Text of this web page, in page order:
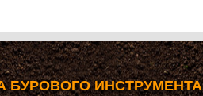
БУРОВОГО ИНСТРУМЕНТА